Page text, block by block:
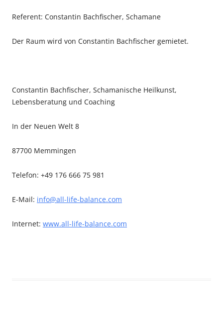
Referent: Constantin Bachfischer, Schamane
Der Raum wird von Constantin Bachfischer gemietet.
Constantin Bachfischer, Schamanische Heilkunst,
Lebensberatung und Coaching
In der Neuen Welt 8
87700 Memmingen
Telefon: +49 176 666 75 981
E-Mail: info@all-life-balance.com
Internet: www.all-life-balance.com